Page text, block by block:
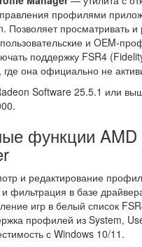
профилями
Позволяет просматривать и
и OEM-
поддержку FSR4
где она официально не
Software 25.5.1 или
функции AMD
и редактирование
фильтрация в базе
игр в белый список
профилей из System,
с Windows 10/11.